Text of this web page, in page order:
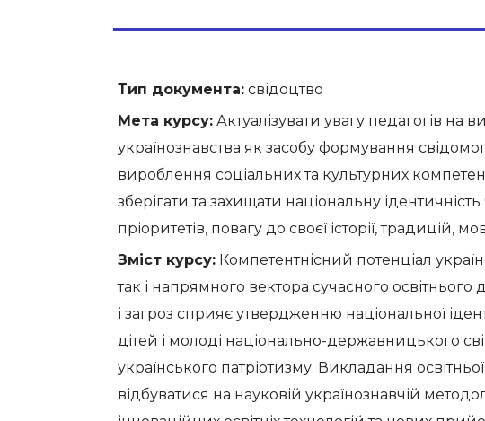
Тип документа: свідоцтво
Мета курсу: Актуалізувати увагу педагогів на
українознавства як засобу формування
вироблення соціальних та культурних
зберігати та захищати національну
пріоритетів, повагу до своєї історії, традицій,
Зміст курсу: Компетентнісний потенціал
так і напрямного вектора сучасного
і загроз сприяє утвердженню національної
дітей і молоді національно-державницького
українського патріотизму. Викладання
відбуватися на науковій українознавчій